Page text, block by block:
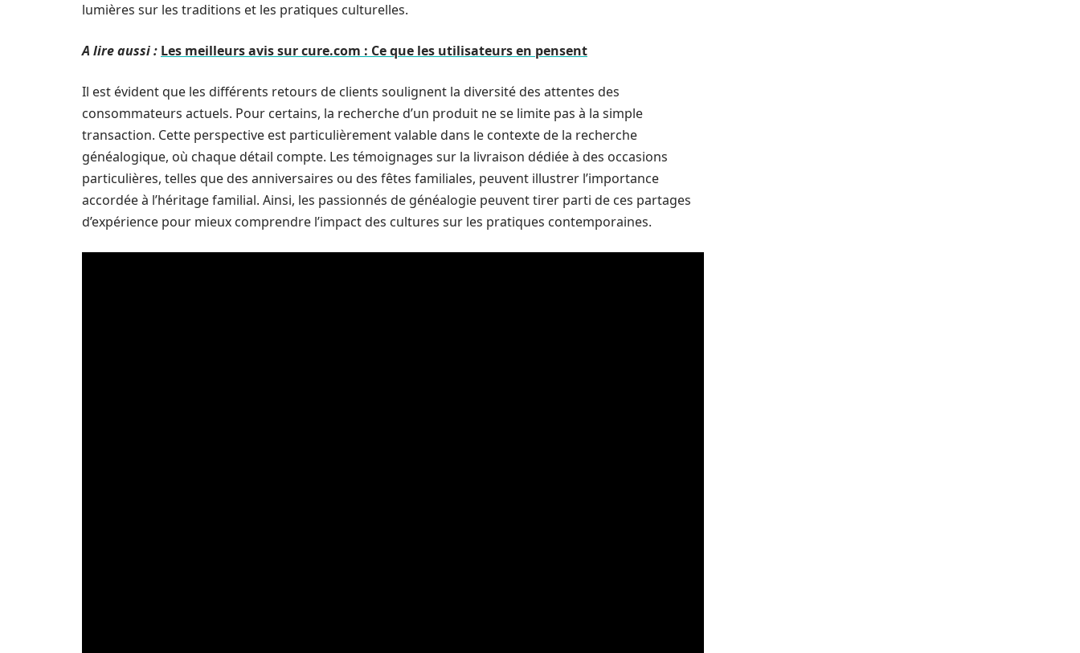
lumières sur les traditions et les pratiques culturelles.
A lire aussi : Les meilleurs avis sur cure.com : Ce que les utilisateurs en pensent
Il est évident que les différents retours de clients soulignent la diversité des attentes des
consommateurs actuels. Pour certains, la recherche d’un produit ne se limite pas à la simple
transaction. Cette perspective est particulièrement valable dans le contexte de la recherche
généalogique, où chaque détail compte. Les témoignages sur la livraison dédiée à des occasions
particulières, telles que des anniversaires ou des fêtes familiales, peuvent illustrer l’importance
accordée à l’héritage familial. Ainsi, les passionnés de généalogie peuvent tirer parti de ces partages
d’expérience pour mieux comprendre l’impact des cultures sur les pratiques contemporaines.